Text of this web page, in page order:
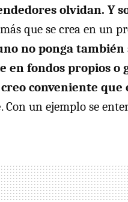
olvidan. Y
que se crea en un
no ponga
en fondos propios o
creo conveniente
. Con un ejemplo se